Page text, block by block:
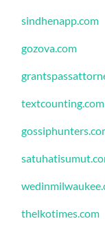
sindhenapp.com
gozova.com
textcounting.com
thelkotimes.com